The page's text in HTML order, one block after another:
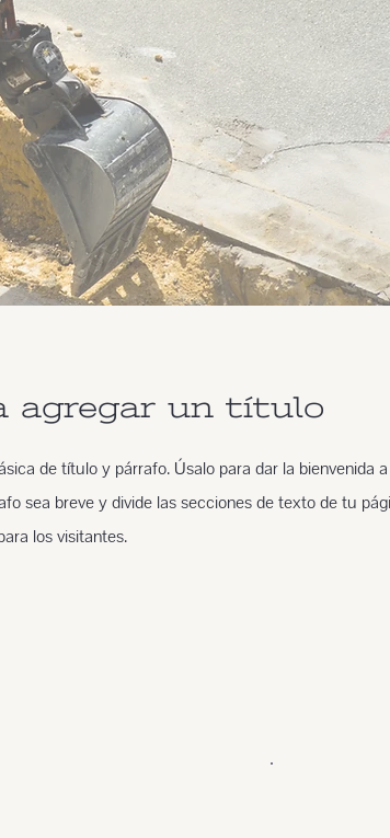
agregar un título
de título y párrafo. Úsalo para dar la bienvenida
sea breve y divide las secciones de texto de tu
los visitantes.